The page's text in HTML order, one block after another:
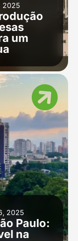
2025
um
2025
Paulo:
na